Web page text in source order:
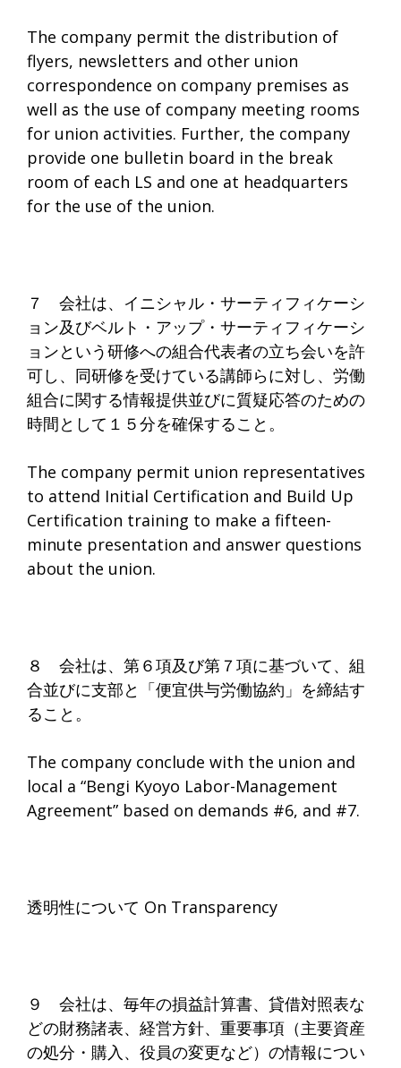
The company permit the distribution of
flyers, newsletters and other union
correspondence on company premises as
well as the use of company meeting rooms
for union activities. Further, the company
provide one bulletin board in the break
room of each LS and one at headquarters
for the use of the union.
７ 会社は、イニシャル・サーティフィケーシ
ョン及びベルト・アップ・サーティフィケーシ
ョンという研修への組合代表者の立ち会いを許
可し、同研修を受けている講師らに対し、労働
組合に関する情報提供並びに質疑応答のための
時間として１５分を確保すること。
The company permit union representatives
to attend Initial Certification and Build Up
Certification training to make a fifteen-
minute presentation and answer questions
about the union.
８ 会社は、第６項及び第７項に基づいて、組
合並びに支部と「便宜供与労働協約」を締結す
ること。
The company conclude with the union and
local a “Bengi Kyoyo Labor-Management
Agreement” based on demands #6, and #7.
透明性について On Transparency
９ 会社は、毎年の損益計算書、貸借対照表な
どの財務諸表、経営方針、重要事項（主要資産
の処分・購入、役員の変更など）の情報につい